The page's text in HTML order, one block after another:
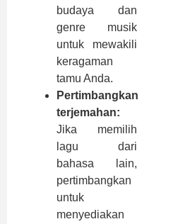
budaya dan
genre musik
untuk mewakili
keragaman
tamu Anda.
Pertimbangkan
terjemahan:
Jika memilih
lagu dari
bahasa lain,
pertimbangkan
untuk
menyediakan